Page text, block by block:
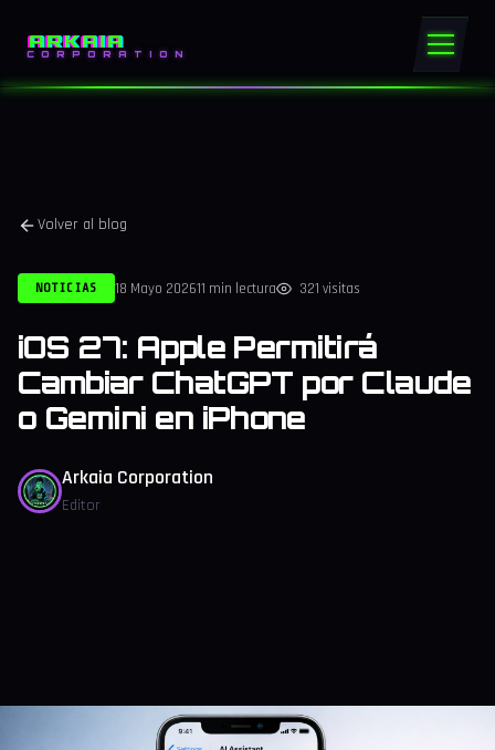
ARKAIA
CORPORATION
Volver al blog
NOTICIAS 18 Mayo 202611 min lectura 321 visitas
iOS 27: Apple Permitirá
Cambiar ChatGPT por Claude
o Gemini en iPhone
Arkaia Corporation
Editor